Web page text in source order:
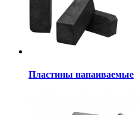
Пластины напаиваемые